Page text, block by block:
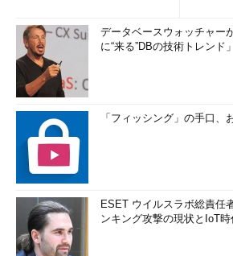
データベースウォッチャー
に“来る”DBの技術トレンド
「フィッシング」の手口、
ESET ウイルスラボ総責任
ンキング攻撃の現状とIoT